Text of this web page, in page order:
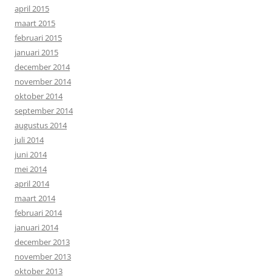
april 2015
maart 2015
februari 2015
januari 2015
december 2014
november 2014
oktober 2014
september 2014
augustus 2014
juli 2014
juni 2014
mei 2014
april 2014
maart 2014
februari 2014
januari 2014
december 2013
november 2013
oktober 2013